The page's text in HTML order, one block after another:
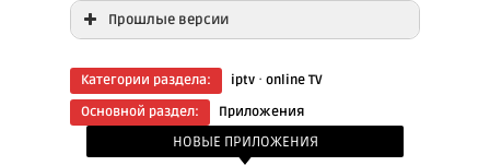
Прошлые версии
Скачать: Plаner TV 1.0.6.2 (3.05 Mb)
Скачать: Plаner TV 1.0.5.3 (3.21 Mb)
Категории раздела: iptv · online TV
Основной раздел:
Приложения
НОВЫЕ ПРИЛОЖЕНИЯ